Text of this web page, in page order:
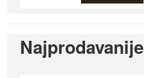
Najprodavanije